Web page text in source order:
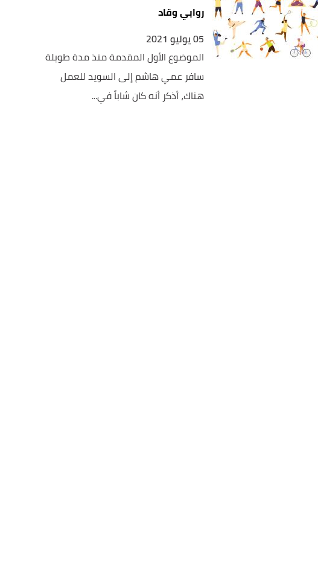
روابي وقاد
05 يوليو 2021
الموضوع الأول المقدمة منذ مدة طويلة
سافر عمي هاشم إلى السويد للعمل
هناك، أذكر أنه كان شاباً في...